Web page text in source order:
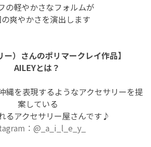
の軽やかさなフォルムが
爽やかさを演出します
ー）さんのポリマークレイ作品】
AILEYとは？
縄を表現するようなアクセサリーを提
案している
るアクセサリー屋さんです♪
： @_a_i_l_e_y_